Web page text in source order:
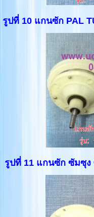
รูปที่ 10 แกนซัก PAL
รูปที่ 11 แกนซัก ซัมซุง